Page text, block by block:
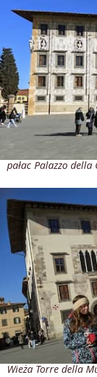
pałac Palazzo della
Wieża Torre della